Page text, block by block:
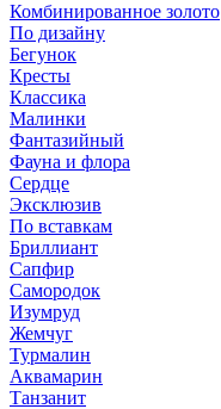
Комбинированное золото
По дизайну
Бегунок
Кресты
Классика
Малинки
Фантазийный
Фауна и флора
Сердце
Эксклюзив
По вставкам
Бриллиант
Сапфир
Самородок
Изумруд
Жемчуг
Турмалин
Аквамарин
Танзанит